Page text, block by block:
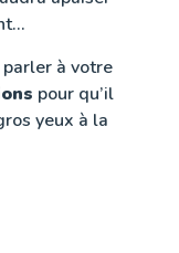
parler à votre
pour qu’il
yeux à la